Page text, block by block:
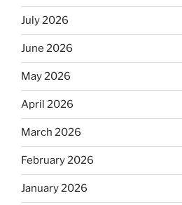
July 2026
June 2026
May 2026
April 2026
March 2026
February 2026
January 2026